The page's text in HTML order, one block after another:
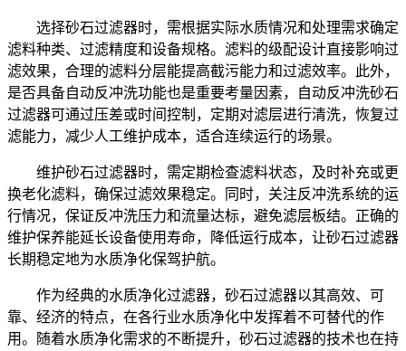
选择砂石过滤器时，需根据实际水质情况和处理需求确定
滤料种类、过滤精度和设备规格。滤料的级配设计直接影响过
滤效果，合理的滤料分层能提高截污能力和过滤效率。此外，
是否具备自动反冲洗功能也是重要考量因素，自动反冲洗砂石
过滤器可通过压差或时间控制，定期对滤层进行清洗，恢复过
滤能力，减少人工维护成本，适合连续运行的场景。
维护砂石过滤器时，需定期检查滤料状态，及时补充或更
换老化滤料，确保过滤效果稳定。同时，关注反冲洗系统的运
行情况，保证反冲洗压力和流量达标，避免滤层板结。正确的
维护保养能延长设备使用寿命，降低运行成本，让砂石过滤器
长期稳定地为水质净化保驾护航。
作为经典的水质净化过滤器，砂石过滤器以其高效、可
靠、经济的特点，在各行业水质净化中发挥着不可替代的作
用。随着水质净化需求的不断提升，砂石过滤器的技术也在持